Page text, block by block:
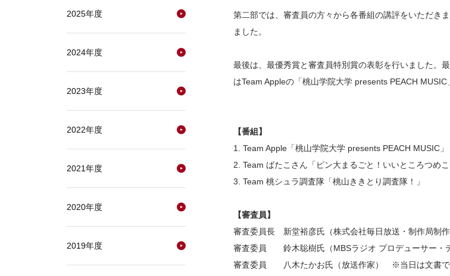
第二部では、審査員の方々から各番組の講評をいただき
ました。
最後は、最優秀賞と審査員特別賞の表彰を行いました。
はTeam Appleの「桃山学院大学 presents PEACH MUSIC
【番組】
1. Team Apple「桃山学院大学 presents PEACH MUSIC」
2. Team ばたこさん「ピン大まるごと！いいところつめ
3. Team 桃シュラ調査隊「桃山ききとり調査隊！」
【審査員】
審査委員長 新堂裕彦氏（株式会社毎日放送・制作局制作
審査委員 鈴木聡樹氏（MBSラジオ プロデューサー・デ
審査委員 八木たかお氏（放送作家） ※当日は文書で
2025年度
2024年度
2023年度
2022年度
2021年度
2020年度
2019年度